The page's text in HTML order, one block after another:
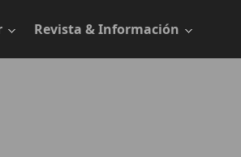
Revista & Información